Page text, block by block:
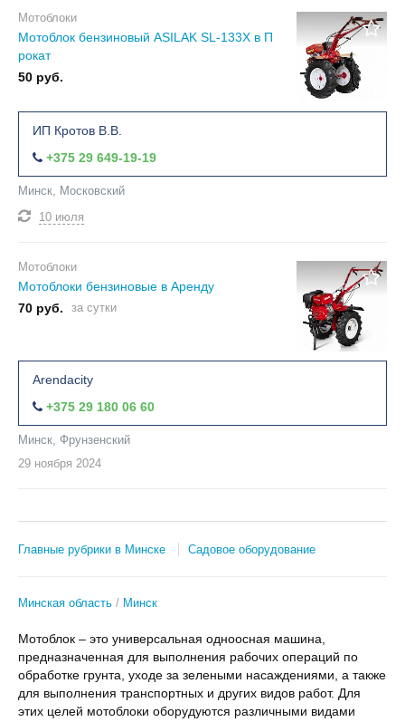
Мотоблоки
Мотоблок бензиновый ASILAK SL-133X в П
рокат
50 руб.
ИП Кротов В.В.
+375 29 649-19-19
Минск, Московский
10 июля
Мотоблоки
Мотоблоки бензиновые в Аренду
70 руб.
за сутки
Arendacity
+375 29 180 06 60
Минск, Фрунзенский
29 ноября 2024
Главные рубрики в Минске Садовое оборудование
Минская область Минск
Мотоблок – это универсальная одноосная машина,
предназначенная для выполнения рабочих операций по
обработке грунта, уходе за зелеными насаждениями, а также
для выполнения транспортных и других видов работ. Для
этих целей мотоблоки оборудуются различными видами